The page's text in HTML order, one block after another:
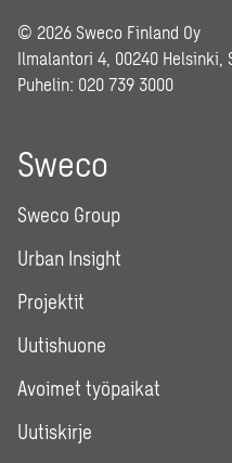
© 2026 Sweco Finland Oy
Ilmalantori 4, 00240 Helsinki,
Puhelin: 020 739 3000
Sweco
Sweco Group
Urban Insight
Projektit
Uutishuone
Avoimet työpaikat
Uutiskirje